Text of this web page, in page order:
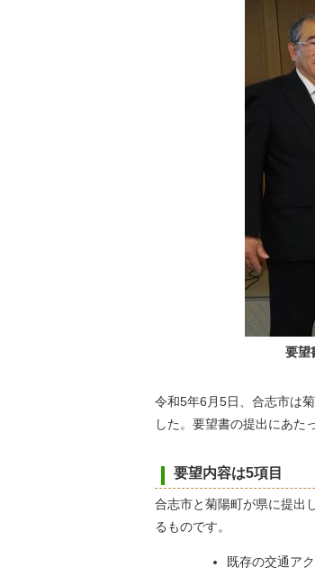
要望
令和5年6月5日、合志市は
した。要望書の提出にあた
要望内容は5項目
合志市と菊陽町が県に提出
るものです。
既存の交通ア